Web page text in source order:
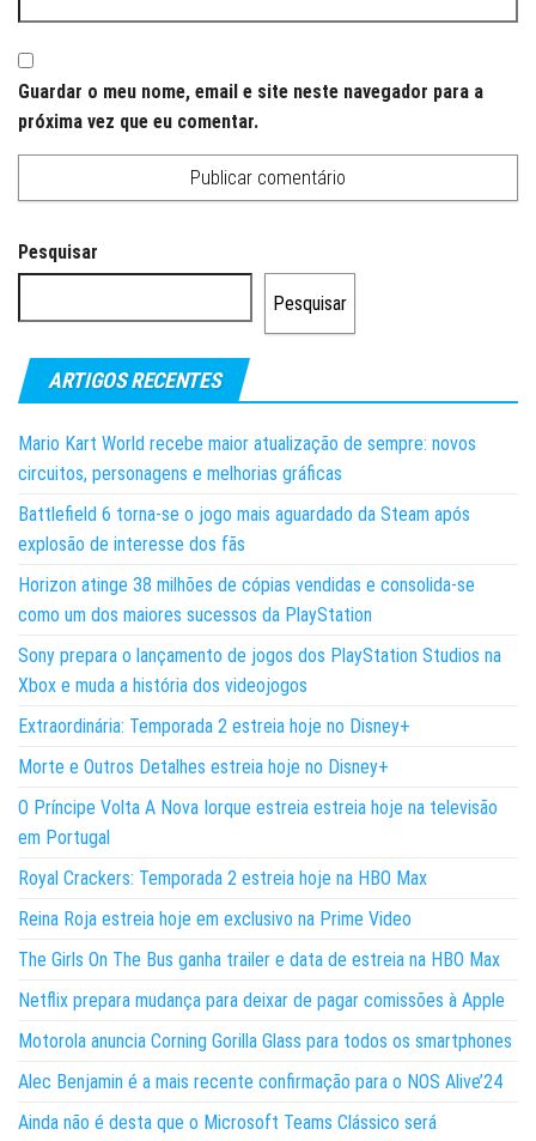
Guardar o meu nome, email e site neste navegador para a
próxima vez que eu comentar.
Pesquisar
Pesquisar
ARTIGOS RECENTES
Mario Kart World recebe maior atualização de sempre: novos
circuitos, personagens e melhorias gráficas
Battlefield 6 torna-se o jogo mais aguardado da Steam após
explosão de interesse dos fãs
Horizon atinge 38 milhões de cópias vendidas e consolida-se
como um dos maiores sucessos da PlayStation
Sony prepara o lançamento de jogos dos PlayStation Studios na
Xbox e muda a história dos videojogos
Extraordinária: Temporada 2 estreia hoje no Disney+
Morte e Outros Detalhes estreia hoje no Disney+
O Príncipe Volta A Nova Iorque estreia estreia hoje na televisão
em Portugal
Royal Crackers: Temporada 2 estreia hoje na HBO Max
Reina Roja estreia hoje em exclusivo na Prime Video
The Girls On The Bus ganha trailer e data de estreia na HBO Max
Netflix prepara mudança para deixar de pagar comissões à Apple
Motorola anuncia Corning Gorilla Glass para todos os smartphones
Alec Benjamin é a mais recente confirmação para o NOS Alive’24
Ainda não é desta que o Microsoft Teams Clássico será